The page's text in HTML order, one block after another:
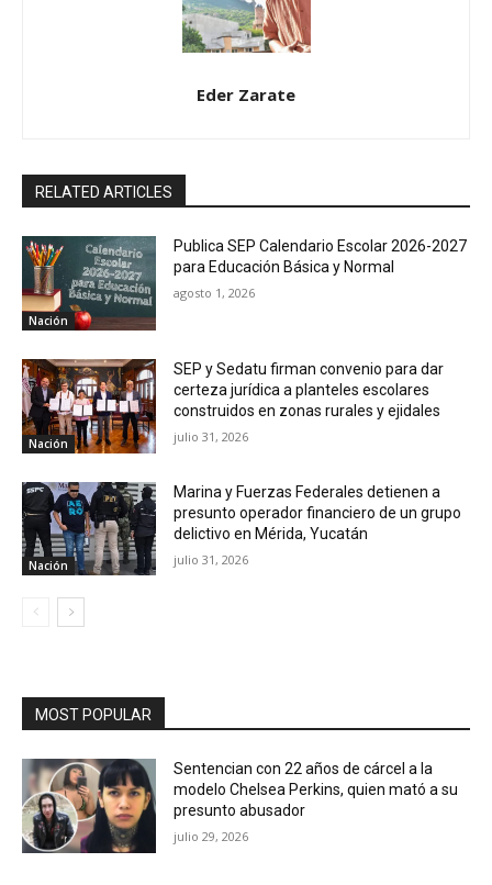
Eder Zarate
RELATED ARTICLES
Nación
Publica SEP Calendario Escolar 2026-2027
para Educación Básica y Normal
agosto 1, 2026
Nación
SEP y Sedatu firman convenio para dar
certeza jurídica a planteles escolares
construidos en zonas rurales y ejidales
julio 31, 2026
Nación
Marina y Fuerzas Federales detienen a
presunto operador financiero de un grupo
delictivo en Mérida, Yucatán
julio 31, 2026
MOST POPULAR
Sentencian con 22 años de cárcel a la
modelo Chelsea Perkins, quien mató a su
presunto abusador
julio 29, 2026